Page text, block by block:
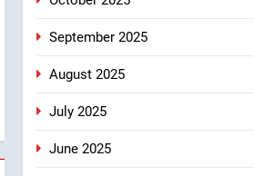
September 2025
August 2025
July 2025
June 2025